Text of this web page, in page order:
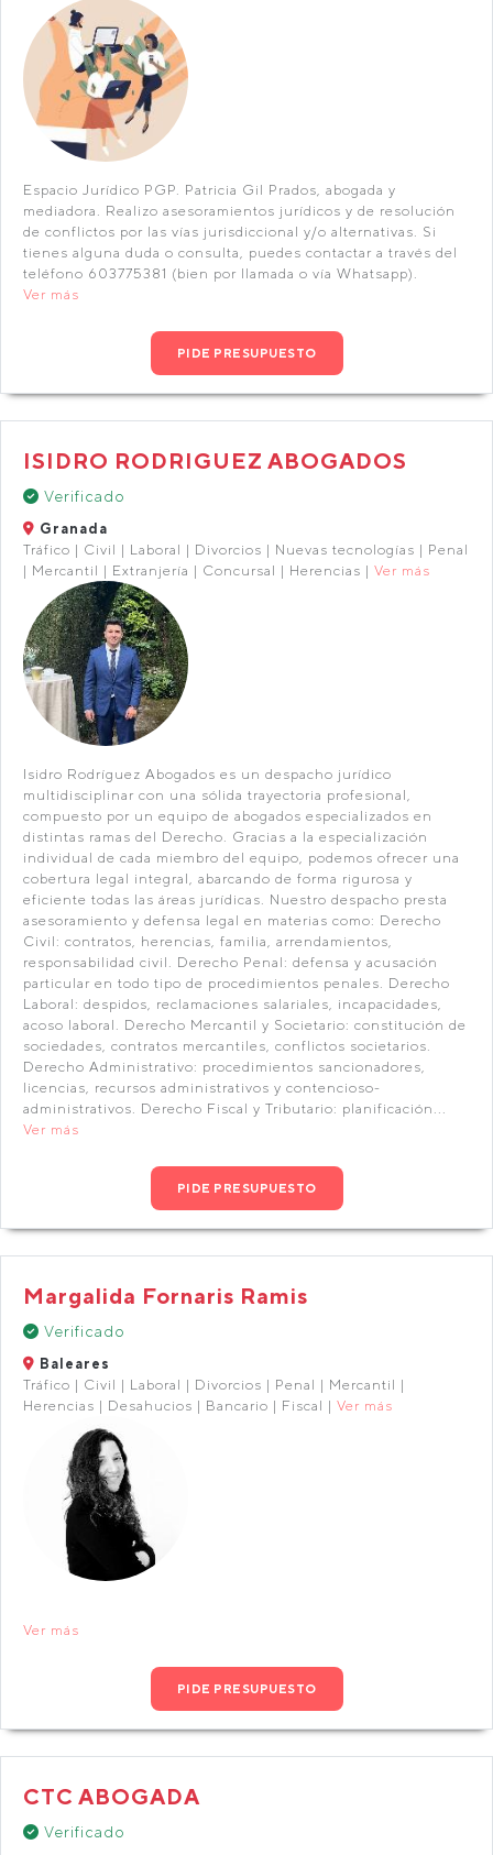
Espacio Jurídico PGP. Patricia Gil Prados, abogada y
mediadora. Realizo asesoramientos jurídicos y de resolución
de conflictos por las vías jurisdiccional y/o alternativas. Si
tienes alguna duda o consulta, puedes contactar a través del
teléfono 603775381 (bien por llamada o vía Whatsapp).
Ver más
PIDE PRESUPUESTO
ISIDRO RODRIGUEZ ABOGADOS
Verificado
Granada
Tráfico | Civil | Laboral | Divorcios | Nuevas tecnologías | Penal
| Mercantil | Extranjería | Concursal | Herencias | Ver más
Isidro Rodríguez Abogados es un despacho jurídico
multidisciplinar con una sólida trayectoria profesional,
compuesto por un equipo de abogados especializados en
distintas ramas del Derecho. Gracias a la especialización
individual de cada miembro del equipo, podemos ofrecer una
cobertura legal integral, abarcando de forma rigurosa y
eficiente todas las áreas jurídicas. Nuestro despacho presta
asesoramiento y defensa legal en materias como: Derecho
Civil: contratos, herencias, familia, arrendamientos,
responsabilidad civil. Derecho Penal: defensa y acusación
particular en todo tipo de procedimientos penales. Derecho
Laboral: despidos, reclamaciones salariales, incapacidades,
acoso laboral. Derecho Mercantil y Societario: constitución de
sociedades, contratos mercantiles, conflictos societarios.
Derecho Administrativo: procedimientos sancionadores,
licencias, recursos administrativos y contencioso-
administrativos. Derecho Fiscal y Tributario: planificación...
Ver más
PIDE PRESUPUESTO
Margalida Fornaris Ramis
Verificado
Baleares
Tráfico | Civil | Laboral | Divorcios | Penal | Mercantil |
Herencias | Desahucios | Bancario | Fiscal | Ver más
Ver más
PIDE PRESUPUESTO
CTC ABOGADA
Verificado